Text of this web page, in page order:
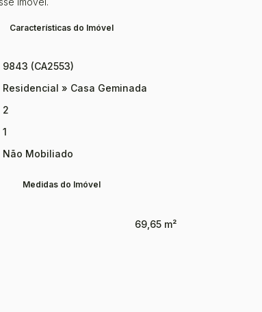
Características do Imóvel
9843 (CA2553)
Residencial » Casa Geminada
2
1
Não Mobiliado
Medidas do Imóvel
69,65 m²